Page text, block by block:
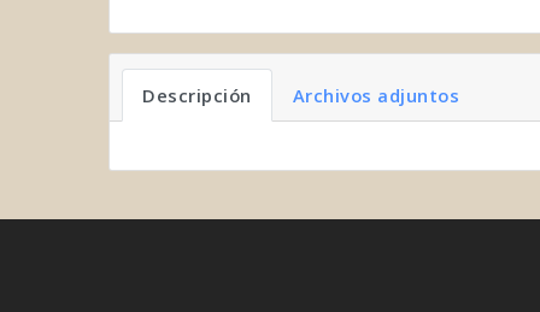
Descripción Archivos adjuntos